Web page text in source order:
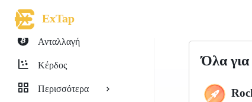
ExTap
Ανταλλαγή
Κέρδος
Περισσότερα
Όλα